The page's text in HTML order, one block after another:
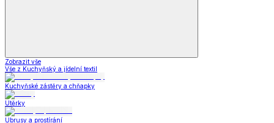
Zobrazit vše
Vše z Kuchyňský a jídelní textil
Kuchyňské zástěry a chňapky
Utěrky
Ubrusy a prostírání